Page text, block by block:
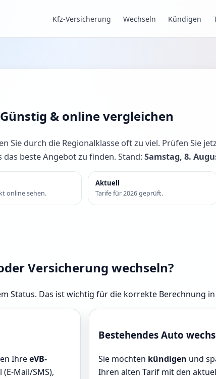
Kfz-Versicherung Wechseln Kündigen
& online vergleichen
Sie durch die Regionalklasse oft zu viel. Prüfen Sie
beste Angebot zu finden. Stand:Samstag, 8.
online sehen.
Aktuell
Tarife für 2026 geprüft.
Versicherung wechseln?
Status. Das ist wichtig für die korrekte Berechnung
IhreeVB-
Mail/SMS),
Bestehendes Auto
Sie möchten kündigen und
Ihren alten Tarif mit den